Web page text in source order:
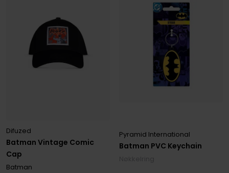
Batman Vintage Comic
Cap
Difuzed
Batman
Batman PVC Keychain
Pyramid International